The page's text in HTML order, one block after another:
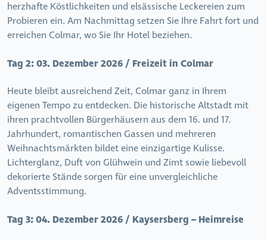
herzhafte Köstlichkeiten und elsässische Leckereien zum
Probieren ein. Am Nachmittag setzen Sie Ihre Fahrt fort und
erreichen Colmar, wo Sie Ihr Hotel beziehen.
Tag 2:03. Dezember 2026 / Freizeit in Colmar
Heute bleibt ausreichend Zeit, Colmar ganz in Ihrem
eigenen Tempo zu entdecken. Die historische Altstadt mit
ihren prachtvollen Bürgerhäusern aus dem 16. und 17.
Jahrhundert, romantischen Gassen und mehreren
Weihnachtsmärkten bildet eine einzigartige Kulisse.
Lichterglanz, Duft von Glühwein und Zimt sowie liebevoll
dekorierte Stände sorgen für eine unvergleichliche
Adventsstimmung.
Tag 3:04. Dezember 2026 / Kaysersberg – Heimreise